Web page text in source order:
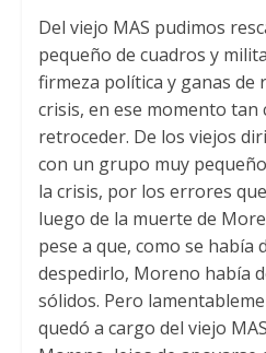
Del viejo MAS pudimos
pequeño de cuadros y
firmeza política y ganas de
crisis, en ese momento tan
retroceder. De los viejos
con un grupo muy
la crisis, por los errores
luego de la muerte de
pese a que, como se había
despedirlo, Moreno había
sólidos. Pero
quedó a cargo del viejo